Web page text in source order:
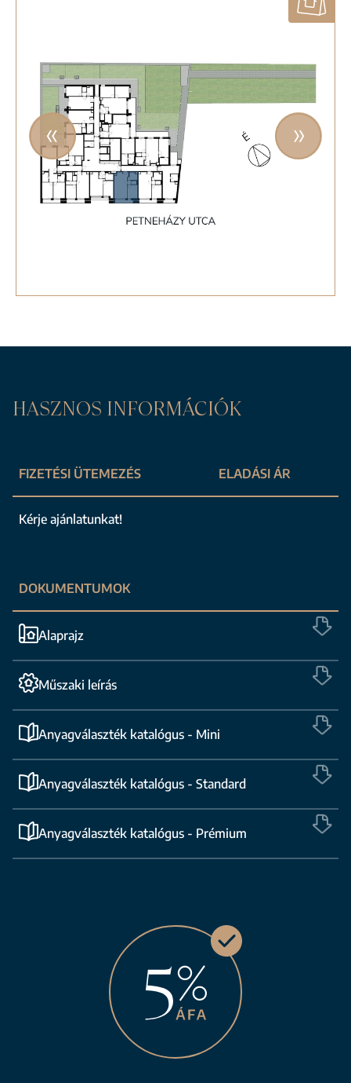
HASZNOS INFORMÁCIÓK
FIZETÉSI ÜTEMEZÉS ELADÁSI ÁR
Kérje ajánlatunkat!
DOKUMENTUMOK
Alaprajz
Műszaki leírás
Anyagválaszték katalógus - Mini
Anyagválaszték katalógus - Standard
Anyagválaszték katalógus - Prémium